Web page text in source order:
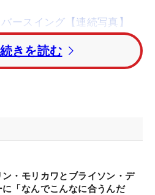
ースイング【連続写真】
セカンドショットもすごく
ィをとらないと大変なコー
から12番までで、フォロー
れるかだと思いますし、上
きを読む
ン・モリカワとブライソン・デ
に「なんでこんなに合うんだ